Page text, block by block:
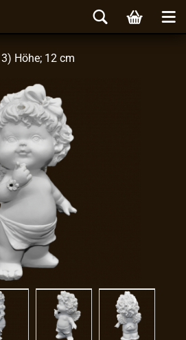
Höhe; 12 cm